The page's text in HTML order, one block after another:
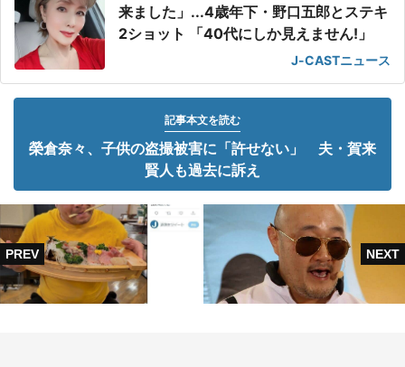
来ました」...4歳年下・野口五郎とステキ
2ショット 「40代にしか見えません!」
J-CASTニュース
記事本文を読む
榮倉奈々、子供の盗撮被害に「許せない」 夫・賀来
賢人も過去に訴え